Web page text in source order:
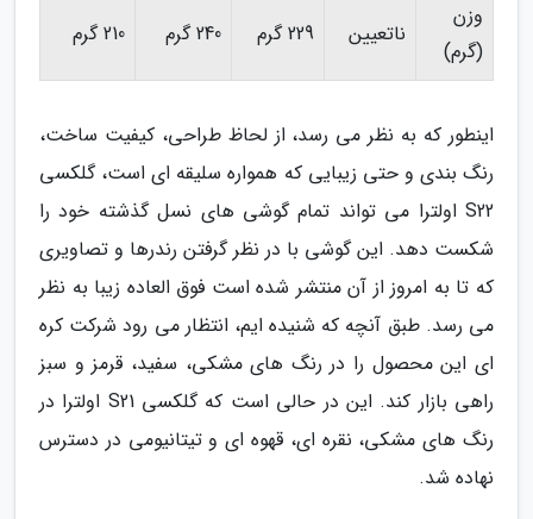
وزن
(گرم)
ناتعیین 229 گرم 240 گرم 210 گرم
اینطور که به نظر می رسد، از لحاظ طراحی، کیفیت ساخت،
رنگ بندی و حتی زیبایی که همواره سلیقه ای است، گلکسی
S22 اولترا می تواند تمام گوشی های نسل گذشته خود را
شکست دهد. این گوشی با در نظر گرفتن رندرها و تصاویری
که تا به امروز از آن منتشر شده است فوق العاده زیبا به نظر
می رسد. طبق آنچه که شنیده ایم، انتظار می رود شرکت کره
ای این محصول را در رنگ های مشکی، سفید، قرمز و سبز
راهی بازار کند. این در حالی است که گلکسی S21 اولترا در
رنگ های مشکی، نقره ای، قهوه ای و تیتانیومی در دسترس
نهاده شد.